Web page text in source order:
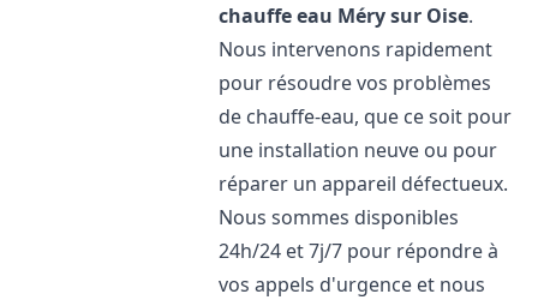
chauffe eau Méry sur Oise.
Nous intervenons rapidement
pour résoudre vos problèmes
de chauffe-eau, que ce soit pour
une installation neuve ou pour
réparer un appareil défectueux.
Nous sommes disponibles
24h/24 et 7j/7 pour répondre à
vos appels d'urgence et nous